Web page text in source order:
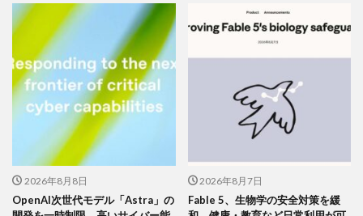
2026年8月8日
OpenAI次世代モデル「Astra」の
2026年8月7日
Fable 5、生物学の安全対策を緩